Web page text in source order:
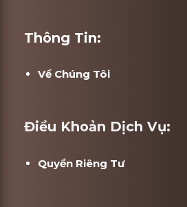
Thông Tin:
Về Chúng Tôi
Điều Khoản Dịch Vụ:
Quyền Riêng Tư